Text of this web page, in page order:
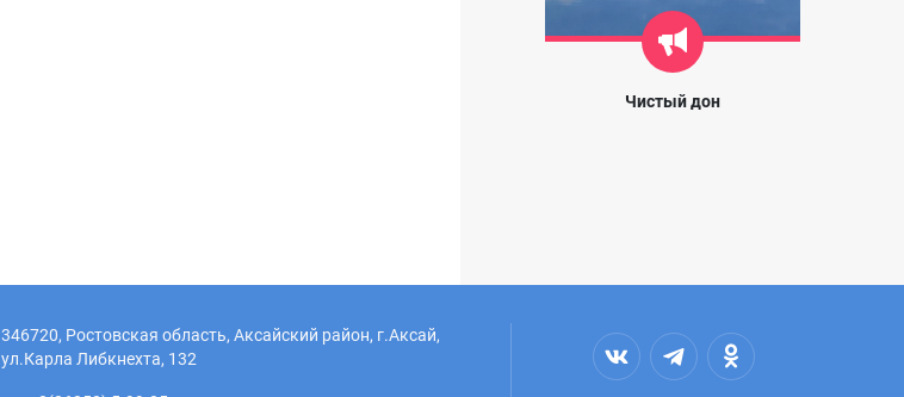
Чистый дон
346720, Ростовская область, Аксайский район, г.Аксай,
ул.Карла Либкнехта, 132